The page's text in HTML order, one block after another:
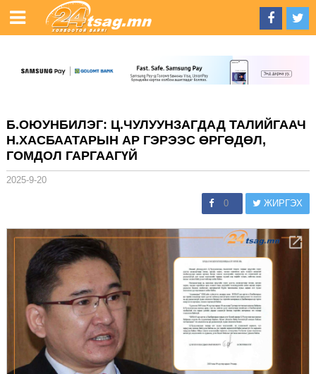
Б.ОЮУНБИЛЭГ: Ц.ЧУЛУУНЗАГДАД ТАЛИЙГААЧ
Н.ХАСБААТАРЫН АР ГЭРЭЭС ӨРГӨДӨЛ,
ГОМДОЛ ГАРГААГҮЙ
2025-9-20
0 ЖИРГЭХ